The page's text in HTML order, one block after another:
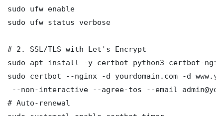
sudo ufw enable
sudo ufw status verbose
# 2. SSL/TLS with Let's Encrypt
sudo apt install -y certbot python3-certbot-
sudo certbot --nginx -d yourdomain.com -d
--non-interactive --agree-tos --email
# Auto-renewal